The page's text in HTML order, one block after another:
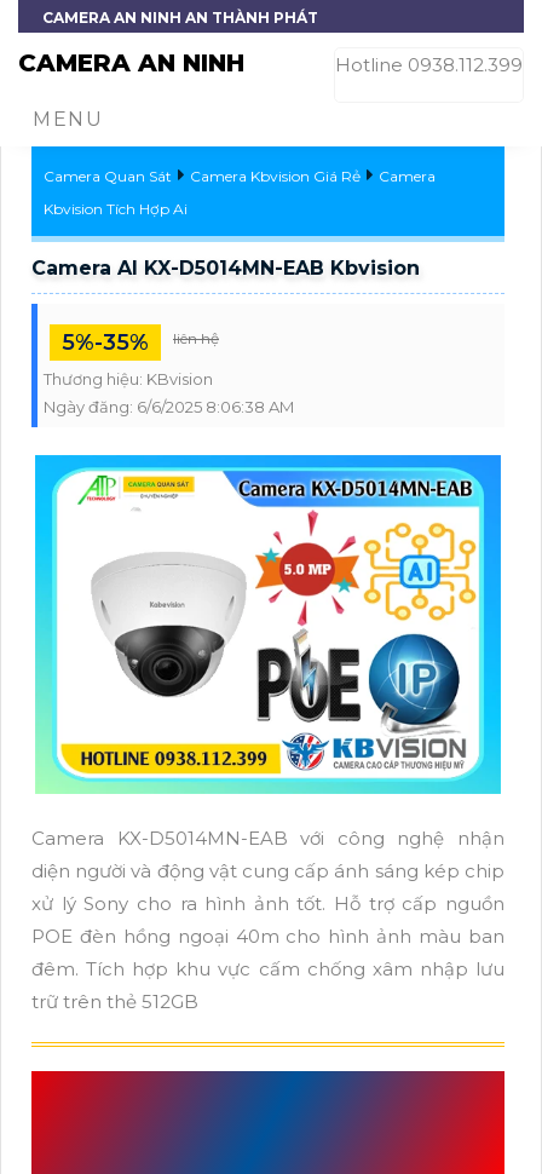
CAMERA AN NINH AN THÀNH PHÁT
CAMERA AN NINH Hotline 0938.112.399
MENU
Camera Quan Sát Camera Kbvision Giá Rẻ
Camera
Kbvision Tích Hợp Ai
Camera AI KX-D5014MN-EAB Kbvision
5%-35% liên hệ
Thương hiệu: KBvision
Ngày đăng: 6/6/2025 8:06:38 AM
Camera KX-D5014MN-EAB với công nghệ nhận
diện người và động vật cung cấp ánh sáng kép chip
xử lý Sony cho ra hình ảnh tốt. Hỗ trợ cấp nguồn
POE đèn hồng ngoại 40m cho hình ảnh màu ban
đêm. Tích hợp khu vực cấm chống xâm nhập lưu
trữ trên thẻ 512GB